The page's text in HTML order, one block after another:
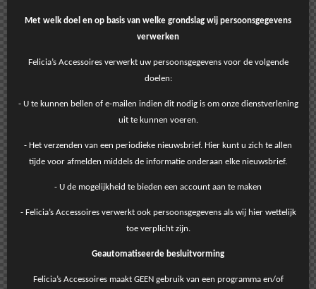
Met welk doel en op basis van welke grondslag wij persoonsgegevens
verwerken
Felicia’s Accessoires verwerkt uw persoonsgegevens voor de volgende
doelen:
- U te kunnen bellen of e-mailen indien dit nodig is om onze dienstverlening
uit te kunnen voeren.
- Het verzenden van een periodieke nieuwsbrief. Hier kunt u zich te allen
tijde voor afmelden middels de informatie onderaan elke nieuwsbrief.
- U de mogelijkheid te bieden een account aan te maken
- Felicia’s Accessoires verwerkt ook persoonsgegevens als wij hier wettelijk
toe verplicht zijn.
Geautomatiseerde besluitvorming
Felicia’s Accessoires maakt GEEN gebruik van een programma en/of